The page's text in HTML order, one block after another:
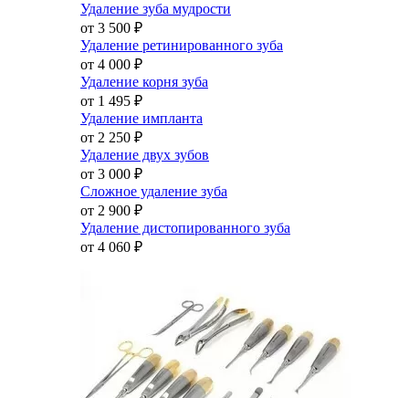
Удаление зуба мудрости
от 3 500 ₽
Удаление ретинированного зуба
от 4 000 ₽
Удаление корня зуба
от 1 495 ₽
Удаление импланта
от 2 250 ₽
Удаление двух зубов
от 3 000 ₽
Сложное удаление зуба
от 2 900 ₽
Удаление дистопированного зуба
от 4 060 ₽